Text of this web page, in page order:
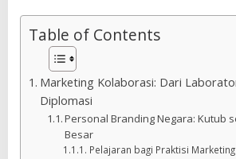
Table of Contents
Marketing Kolaborasi: Dari
Diplomasi
Personal Branding Negara: Kutub
Besar
Pelajaran bagi Praktisi